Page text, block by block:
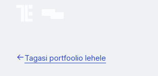
Tagasi portfoolio lehele